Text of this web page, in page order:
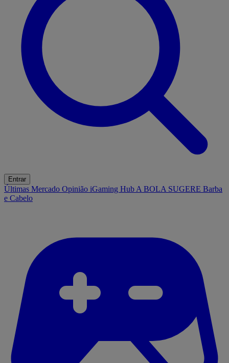
Entrar
Últimas Mercado Opinião iGaming Hub A BOLA SUGERE Barba
e Cabelo